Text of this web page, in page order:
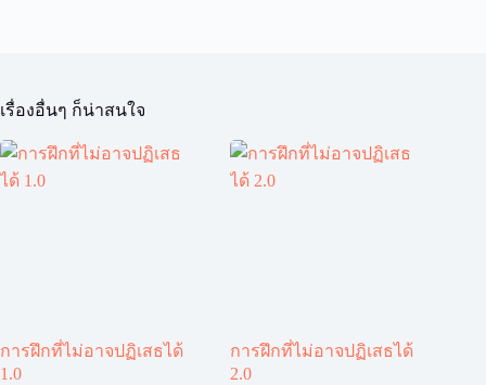
เรื่องอื่นๆ ก็น่าสนใจ
การฝึกที่ไม่อาจปฏิเสธได้
1.0
การฝึกที่ไม่อาจปฏิเสธได้
2.0